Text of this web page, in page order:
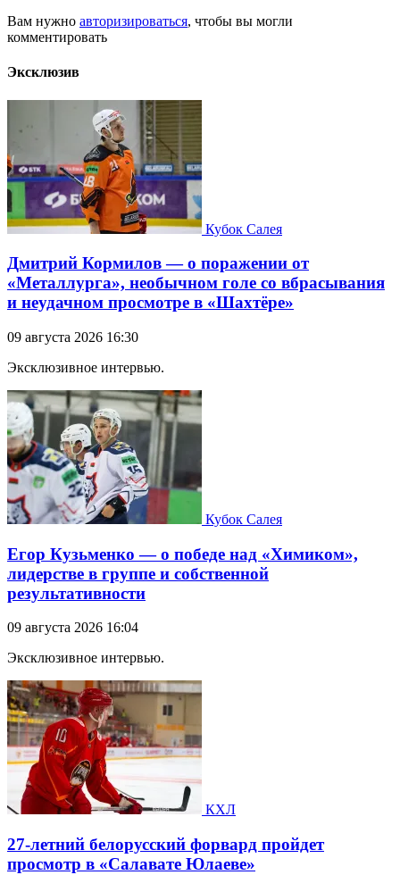
Вам нужно авторизироваться, чтобы вы могли
комментировать
Эксклюзив
Кубок Салея
Дмитрий Кормилов — о поражении от
«Металлурга», необычном голе со вбрасывания
и неудачном просмотре в «Шахтёре»
09 августа 2026 16:30
Эксклюзивное интервью.
Кубок Салея
Егор Кузьменко — о победе над «Химиком»,
лидерстве в группе и собственной
результативности
09 августа 2026 16:04
Эксклюзивное интервью.
КХЛ
27-летний белорусский форвард пройдет
просмотр в «Салавате Юлаеве»